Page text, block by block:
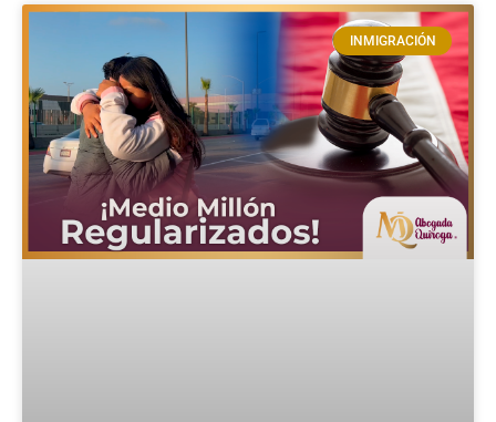
INMIGRACIÓN